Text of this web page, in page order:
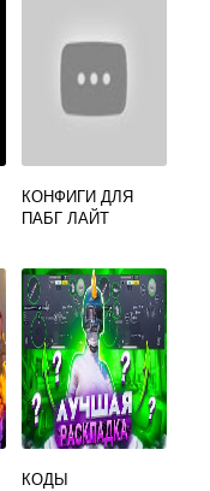
КОНФИГИ ДЛЯ
ПАБГ ЛАЙТ
КОДЫ